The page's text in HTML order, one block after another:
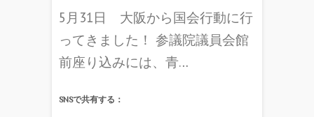
5月31日 大阪から国会行動に行
ってきました！ 参議院議員会館
前座り込みには、青…
SNSで共有する：